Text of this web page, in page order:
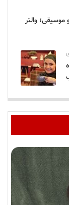
و موسیقی؛ والتر